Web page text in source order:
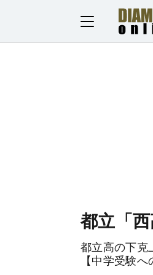
都立「
都立高の下克
【中学受験